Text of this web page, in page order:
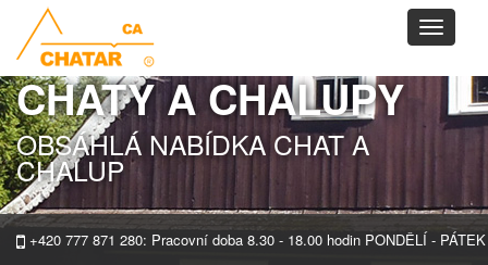
Toggle
CHATY A CHALUPY
OBSÁHLÁ NABÍDKA CHAT A
CHALUP
+420 777 871 280: Pracovní doba 8.30 - 18.00 hodin PONDĚLÍ - PÁTEK